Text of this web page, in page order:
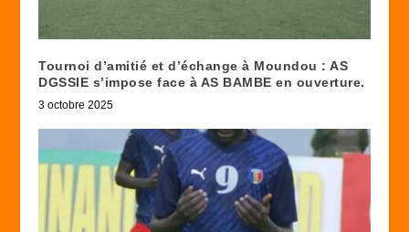
Tournoi d’amitié et d’échange à Moundou : AS
DGSSIE s’impose face à AS BAMBE en ouverture.
3 octobre 2025